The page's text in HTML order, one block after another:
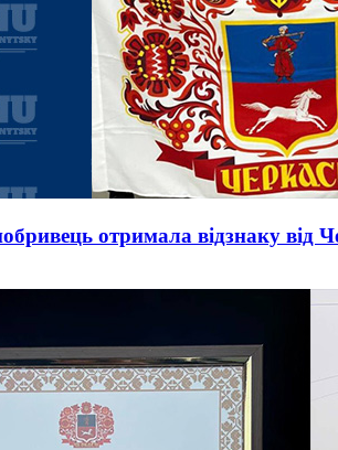
отримала відзнаку від